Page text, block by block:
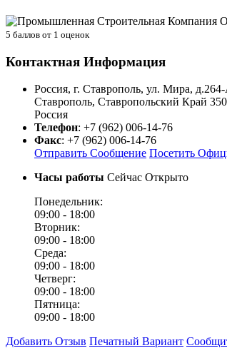
5 баллов от 1 оценок
Контактная Информация
Россия, г. Ставрополь, ул. Мира,
Ставрополь, Ставропольский Край
Россия
Телефон: +7 (962) 006-14-76
Факс: +7 (962) 006-14-76
Отправить Сообщение Посетить
Часы работы Сейчас Открыто
Понедельник:
09:00 - 18:00
Вторник:
09:00 - 18:00
Среда:
09:00 - 18:00
Четверг:
09:00 - 18:00
Пятница:
09:00 - 18:00
Добавить Отзыв Печатный Вариант